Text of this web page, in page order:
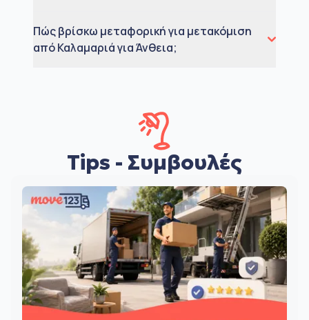
Πώς βρίσκω μεταφορική για μετακόμιση
από Καλαμαριά για Άνθεια;
Tips - Συμβουλές